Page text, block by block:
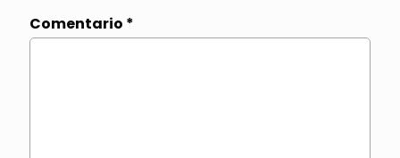
Comentario *